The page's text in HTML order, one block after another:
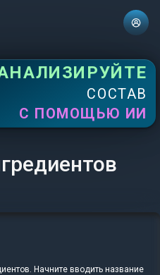
СОСТАВ
С ПОМОЩЬЮ ИИ
Начните вводить название